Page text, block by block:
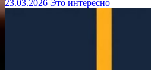
23.03.2026 Это интересно